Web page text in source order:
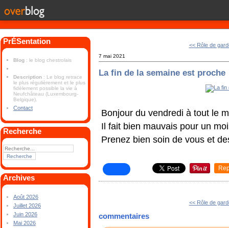
PrÉSentation
Blog : le blog chestrolais
Description : Le blog retrace
le plus régulièrement et le plus
fidèlement possible la vie à
Neufchâteau (Luxembourg-
Belgique).
Contact
Recherche
Archives
Août 2026
Juillet 2026
Juin 2026
Mai 2026
<< Rôle de
7 mai 2021
La fin de la semaine est proche
Bonjour du vendredi à tout le
Il fait bien mauvais pour un
Prenez bien soin de vous et
<< Rôle de
commentaires